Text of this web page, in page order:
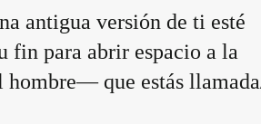
antigua versión de ti esté
fin para abrir espacio a la
que estás